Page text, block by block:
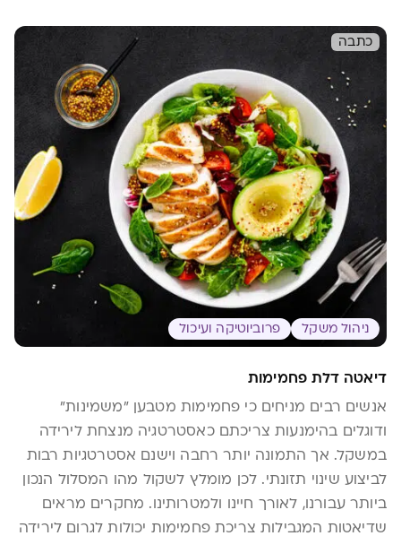
ומהן היתרונות הצפויים מביצועו? כל זאת בכתבה
כתבה
ניהול משקל פרוביוטיקה ועיכול
דיאטה דלת פחמימות
אנשים רבים מניחים כי פחמימות מטבען "משמינות"
ודוגלים בהימנעות צריכתם כאסטרטגיה מנצחת לירידה
במשקל. אך התמונה יותר רחבה וישנם אסטרטגיות רבות
לביצוע שינוי תזונתי. לכן מומלץ לשקול מהו המסלול הנכון
ביותר עבורנו, לאורך חיינו ולמטרותינו. מחקרים מראים
שדיאטות המגבילות צריכת פחמימות יכולות לגרום לירידה